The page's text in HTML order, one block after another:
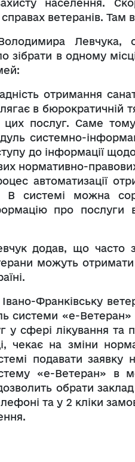
населення.
справах ветеранів.
Левчука,
зібрати в одному
отримання
в
цих послуг. Саме
системно-
до інформації
нормативно-
автоматизації
В системі можна
про послуги
додав, що часто
можуть
Франківську
системи «е-Ветеран»
у сфері лікування та
чекає на зміни
подавати заявку
«е-Ветеран» в
обрати заклад
та у 2 кліки